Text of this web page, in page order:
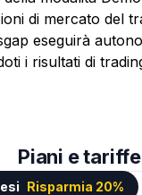
di mercato del
eseguirà
i risultati di
Piani e tariffe
Risparmia 20%